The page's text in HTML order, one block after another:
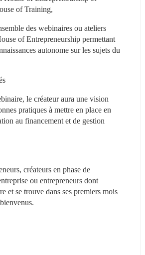
of Training,
des webinaires ou ateliers
of Entrepreneurship permettant
autonome sur les sujets du
le créateur aura une vision
pratiques à mettre en place en
au financement et de gestion
créateurs en phase de
ou entrepreneurs dont
et se trouve dans ses premiers mois